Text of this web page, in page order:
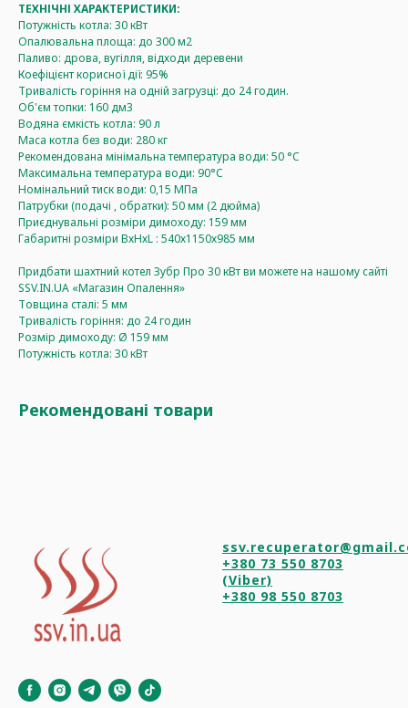
ТЕХНІЧНІ ХАРАКТЕРИСТИКИ:
Потужність котла: 30 кВт
Опалювальна площа: до 300 м2
Паливо: дрова, вугілля, відходи деревени
Коефіцієнт корисної дії: 95%
Тривалість горіння на одній загрузці: до 24 годин.
Об'єм топки: 160 дм3
Водяна ємкість котла: 90 л
Маса котла без води: 280 кг
Рекомендована мінімальна температура води: 50 °C
Максимальна температура води: 90°C
Номінальний тиск води: 0,15 МПа
Патрубки (подачі , обратки): 50 мм (2 дюйма)
Приєднувальні розміри димоходу: 159 мм
Габаритні розміри ВхНхL : 540х1150х985 мм
Придбати шахтний котел Зубр Про 30 кВт ви можете на нашому сайті
SSV.IN.UA «Магазин Опалення»
Товщина сталі: 5 мм
Тривалість горіння: до 24 годин
Розмір димоходу: Ø 159 мм
Потужність котла: 30 кВт
Рекомендовані товари
+380 73 550 8703
(Viber)
+380 98 550 8703